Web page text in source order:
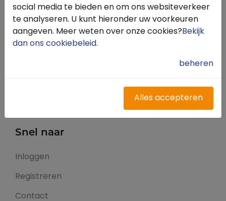
Snel naar
Inloggen
Registreren
Contact
social media te bieden en om ons websiteverkeer
te analyseren. U kunt hieronder uw voorkeuren
aangeven. Meer weten over onze cookies? Bekijk
dan ons cookiebeleid.
beheren
Alles accepteren